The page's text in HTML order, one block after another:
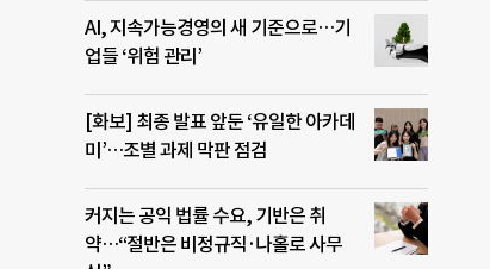
AI, 지속가능경영의 새 기준으로…기
업들 ‘위험 관리’
[화보] 최종 발표 앞둔 ‘유일한 아카데
미’…조별 과제 막판 점검
커지는 공익 법률 수요, 기반은 취
약…“절반은 비정규직·나홀로 사무